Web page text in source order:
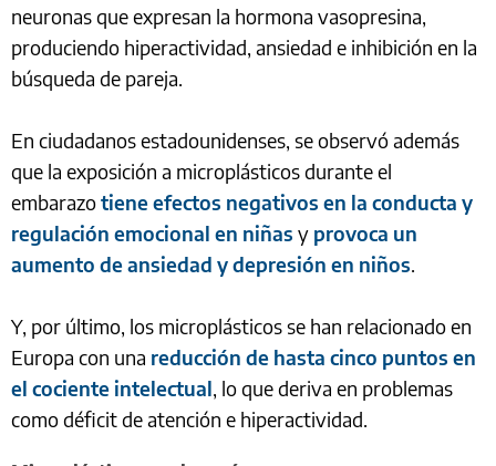
neuronas que expresan la hormona vasopresina,
produciendo hiperactividad, ansiedad e inhibición en la
búsqueda de pareja.
En ciudadanos estadounidenses, se observó además
que la exposición a microplásticos durante el
embarazotiene efectos negativos en la conducta y
regulación emocional en niñas y provoca un
aumento de ansiedad y depresión en niños.
Y, por último, los microplásticos se han relacionado en
Europa con una reducción de hasta cinco puntos en
el cociente intelectual, lo que deriva en problemas
como déficit de atención e hiperactividad.